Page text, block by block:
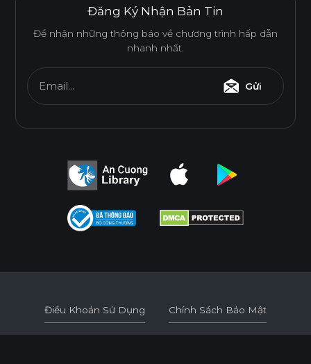
Đăng Ký Nhận Bản Tin
Để nhận những thông báo về chương trình hấp dẫn
nhanh nhất.
Email... Gửi
Điều Khoản Sử Dụng
Điều Khoản Sử Dụng
Chính Sách Bảo Mật
Chính Sách Bảo Mật